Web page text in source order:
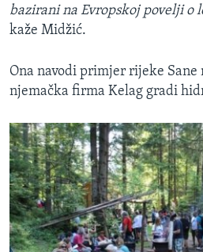
bazirani na Evropskoj povelji o
kaže Midžić.
Ona navodi primjer rijeke
njemačka firma Kelag gradi